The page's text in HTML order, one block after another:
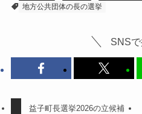
地方公共団体の長の選挙
SNS
益子町長選挙2026の立候補